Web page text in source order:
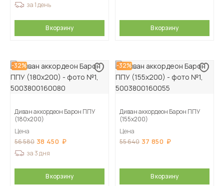
за 1 день
В корзину В корзину
-32%
Диван аккордеон Барон ППУ
(180х200)
Цена
56 580 38 450
за 3 дня
В корзину
-32%
Диван аккордеон Барон ППУ
(155х200)
Цена
55 640 37 850
В корзину